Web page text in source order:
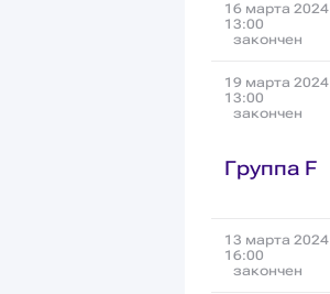
16 марта 2024
13:00
закончен
19 марта 2024
13:00
закончен
Группа F
13 марта 2024
16:00
закончен